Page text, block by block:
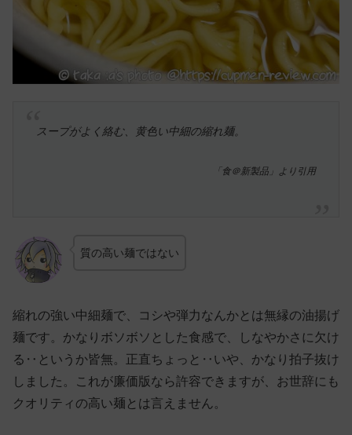
スープがよく絡む、黄色い中細の縮れ麺。
「食＠新製品」より引用
質の高い麺ではない
縮れの強い中細麺で、コシや弾力なんかとは無縁の油揚げ
麺です。かなりボソボソとした食感で、しなやかさに欠け
る‥というか皆無。正直ちょっと‥いや、かなり拍子抜け
しました。これが廉価版なら許容できますが、お世辞にも
クオリティの高い麺とは言えません。